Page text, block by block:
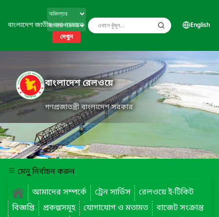
বাংলাদেশ জাতীয় তথ্য বাতায়ন
দেখুন
English
বাংলাদেশ রেলওয়ে
গণপ্রজাতন্ত্রী বাংলাদেশ সরকার
মেনু নির্বাচন করুন
আমাদের সম্পর্কে
ট্রেন সার্ভিস
রেলওয়ে ই-টিকিট
বিজ্ঞপ্তি
প্রকল্পসমূহ যোগাযোগ ও মতামত
বাজেট সংক্রান্ত